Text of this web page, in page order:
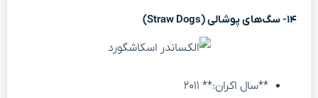
۱۴- سگ‌های پوشالی (Straw Dogs)
**سال اکران:** ۲۰۱۱